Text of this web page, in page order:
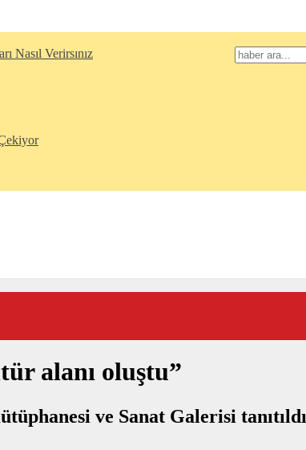
Nasıl Verirsınız
alanı oluştu”
ve Sanat Galerisi